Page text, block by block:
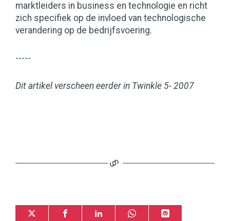
marktleiders in business en technologie en richt
zich specifiek op de invloed van technologische
verandering op de bedrijfsvoering.
-----
Dit artikel verscheen eerder in Twinkle 5- 2007